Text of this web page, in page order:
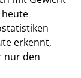
erkennt,
nur den